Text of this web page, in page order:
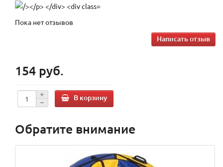
Пока нет отзывов
Написать отзыв
154 руб.
В корзину
Обратите внимание